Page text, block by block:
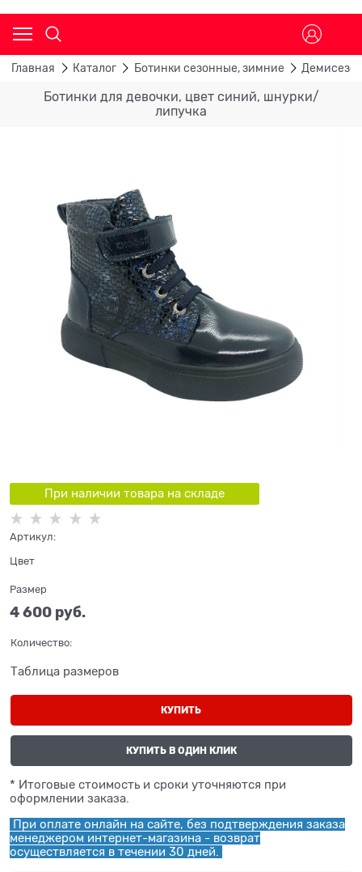
Главная Каталог Ботинки сезонные, зимние
Ботинки для девочки, цвет синий, шнурки/
липучка
При наличии товара на складе
Артикул:
Цвет
Размер
4 600 руб.
Количество:
Таблица размеров
КУПИТЬ
КУПИТЬ В ОДИН КЛИК
* Итоговые стоимость и сроки уточняются при
оформлении заказа.
При оплате онлайн на сайте, без подтверждения заказа
менеджером интернет-магазина - возврат
осуществляется в течении 30 дней.